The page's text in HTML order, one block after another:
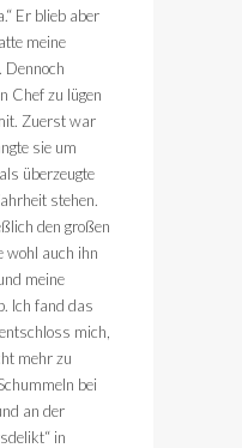
Er blieb aber
meine
Dennoch
Chef zu lügen
Zuerst war
sie um
überzeugte
stehen.
den großen
wohl auch ihn
meine
Ich fand das
mich,
mehr zu
bei
an der
in